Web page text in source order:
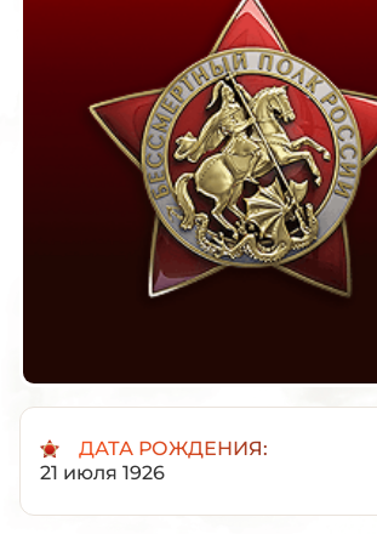
ДАТА РОЖДЕНИЯ:
21 июля 1926